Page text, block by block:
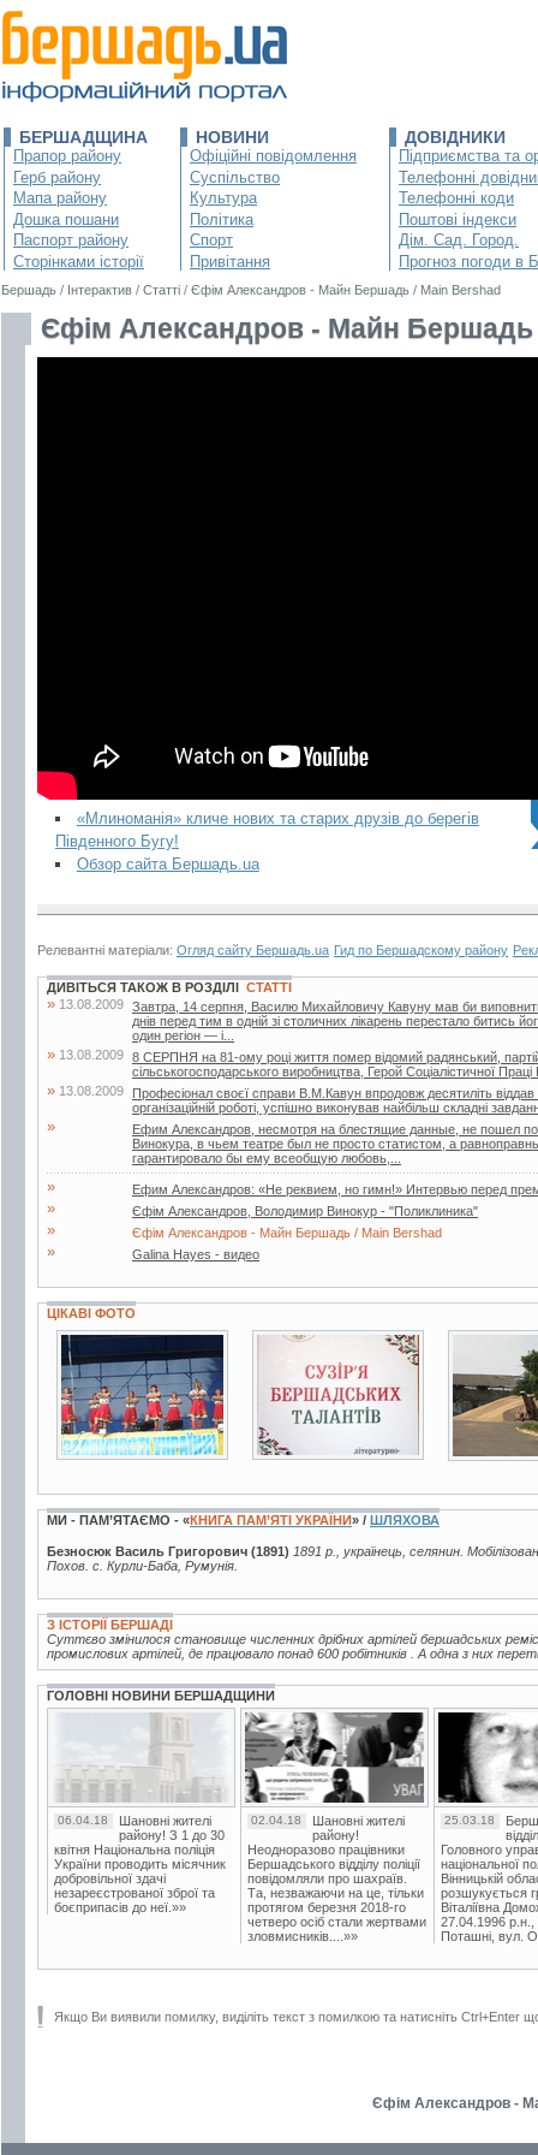
БЕРШАДЩИНА
Прапор району
Герб району
Мапа району
Дошка пошани
Паспорт району
Сторінками історії
НОВИНИ
Офіційні повідомлення
Суспільство
Культура
Політика
Спорт
Привітання
ДОВІДНИКИ
Підприємства та
Телефонні
Телефонні коди
Поштові індекси
Дім. Сад. Город.
Прогноз погоди в
Бершадь / Інтерактив / Статті / Єфім Александров - Майн Бершадь / Main Bershad
Єфім Александров - Майн Бершадь
«Млиноманія» кличе нових та старих друзів до берегів
Південного Бугу!
Обзор сайта Бершадь.ua
Релевантні матеріали: Огляд сайту Бершадь.ua Гид по Бершадскому району
ДИВІТЬСЯ ТАКОЖ В РОЗДІЛІ СТАТТІ
» 13.08.2009 Завтра, 14 серпня, Василю Михайловичу Кавуну мав би
днів перед тим в одній зі столичних лікарень перестало битись
один регіон — і...
» 13.08.2009 8 СЕРПНЯ на 81-ому році життя помер відомий радянський,
сільськогосподарського виробництва, Герой Соціалістичної
» 13.08.2009
Професіонал своєї справи В.М.Кавун впродовж десятиліть віддав
організаційній роботі, успішно виконував найбільш складні
»
Ефим Александров, несмотря на блестящие данные, не пошел по
Винокура, в чьем театре был не просто статистом, а
гарантировало бы ему всеобщую любовь,...
» Ефим Александров: «Не реквием, но гимн!» Интервью перед
» Єфім Александров, Володимир Винокур - "Поликлиника"
» Єфім Александров - Майн Бершадь / Main Bershad
» Galina Hayes - видео
ЦІКАВІ ФОТО
2 фото
МИ - ПАМ’ЯТАЄМО - «КНИГА ПАМ’ЯТІ УКРАЇНИ» / ШЛЯХОВА
Безносюк Василь Григорович (1891) 1891 р., українець, селянин.
Похов. с. Курли-Баба, Румунія.
З ІСТОРІЇ БЕРШАДІ
Суттєво змінилося становище численних дрібних артілей бершадських
промислових артілей, де працювало понад 600 робітників . А одна з них
ГОЛОВНІ НОВИНИ БЕРШАДЩИНИ
06.04.18
Шановні жителі
району! З 1 до 30
квітня Національна поліція
України проводить місячник
добровільної здачі
незареєстрованої зброї та
боєприпасів до неї.»»
02.04.18
Шановні жителі
району!
Неодноразово працівники
Бершадського відділу поліції
повідомляли про шахраїв.
Та, незважаючи на це, тільки
протягом березня 2018-го
четверо осіб стали жертвами
зловмисників....»»
25.03.18
Головного
національної
Вінницькій
розшукується
Віталіївна
27.04.1996 р.н.,
Поташні, вул.
Якщо Ви виявили помилку, виділіть текст з помилкою та натисніть Ctrl+Enter
Єфім Александров -